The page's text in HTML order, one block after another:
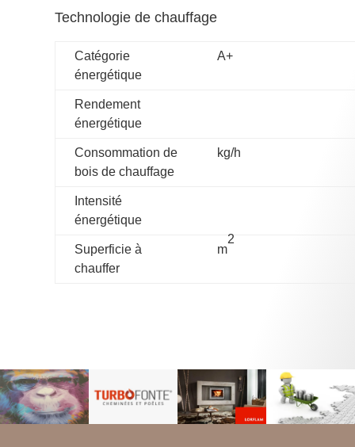
Technologie de chauffage
Catégorie
énergétique
A+
Rendement
énergétique
Consommation de
bois de chauffage
kg/h
Intensité
énergétique
Superficie à
chauffer
m
2